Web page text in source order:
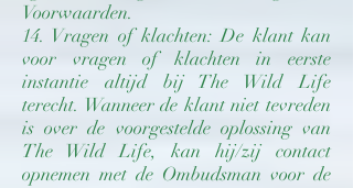
Voorwaarden.
14. Vragen of klachten: De klant kan
voor vragen of klachten in eerste
instantie altijd bij The Wild Life
terecht. Wanneer de klant niet tevreden
is over de voorgestelde oplossing van
The Wild Life, kan hij/zij contact
opnemen met de Ombudsman voor de